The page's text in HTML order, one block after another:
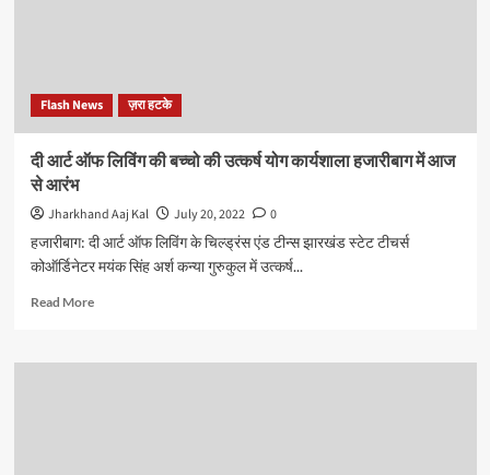
Flash News ज़रा हटके
दी आर्ट ऑफ लिविंग की बच्चो की उत्कर्ष योग कार्यशाला हजारीबाग में आज
से आरंभ
Jharkhand Aaj Kal July 20, 2022
0
हजारीबाग: दी आर्ट ऑफ लिविंग के चिल्ड्रंस एंड टीन्स झारखंड स्टेट टीचर्स
कोऑर्डिनेटर मयंक सिंह अर्श कन्या गुरुकुल में उत्कर्ष...
Read MoreRead
दी